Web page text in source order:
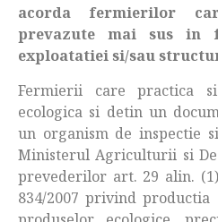
acorda fermierilor
prevazute mai sus in
exploatatiei si/sau
Fermierii care practica
ecologica si detin un
un organism de inspectie
Ministerul Agriculturii si
prevederilor art. 29 alin.
834/2007 privind productia